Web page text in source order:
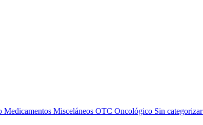
Medicamentos Misceláneos OTC Oncológico Sin categorizar